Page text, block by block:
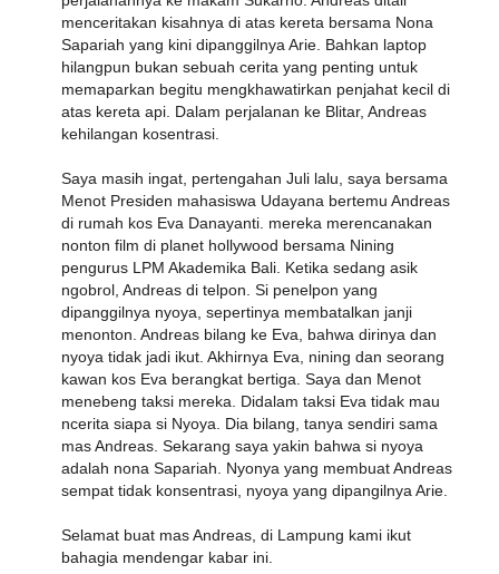
menceritakan kisahnya di atas kereta bersama Nona
Sapariah yang kini dipanggilnya Arie. Bahkan laptop
hilangpun bukan sebuah cerita yang penting untuk
memaparkan begitu mengkhawatirkan penjahat kecil di
atas kereta api. Dalam perjalanan ke Blitar, Andreas
kehilangan kosentrasi.
Saya masih ingat, pertengahan Juli lalu, saya bersama
Menot Presiden mahasiswa Udayana bertemu Andreas
di rumah kos Eva Danayanti. mereka merencanakan
nonton film di planet hollywood bersama Nining
pengurus LPM Akademika Bali. Ketika sedang asik
ngobrol, Andreas di telpon. Si penelpon yang
dipanggilnya nyoya, sepertinya membatalkan janji
menonton. Andreas bilang ke Eva, bahwa dirinya dan
nyoya tidak jadi ikut. Akhirnya Eva, nining dan seorang
kawan kos Eva berangkat bertiga. Saya dan Menot
menebeng taksi mereka. Didalam taksi Eva tidak mau
ncerita siapa si Nyoya. Dia bilang, tanya sendiri sama
mas Andreas. Sekarang saya yakin bahwa si nyoya
adalah nona Sapariah. Nyonya yang membuat Andreas
sempat tidak konsentrasi, nyoya yang dipangilnya Arie.
Selamat buat mas Andreas, di Lampung kami ikut
bahagia mendengar kabar ini.